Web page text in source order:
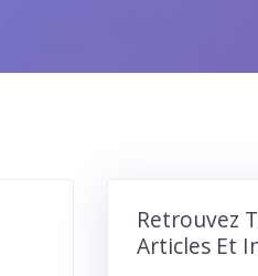
Retrouvez
Articles Et